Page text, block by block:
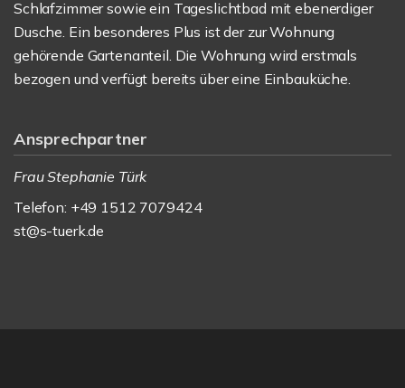
Schlafzimmer sowie ein Tageslichtbad mit ebenerdiger
Dusche. Ein besonderes Plus ist der zur Wohnung
gehörende Gartenanteil. Die Wohnung wird erstmals
bezogen und verfügt bereits über eine Einbauküche.
Ansprechpartner
Frau Stephanie Türk
Telefon: +49 1512 7079424
st@s-tuerk.de